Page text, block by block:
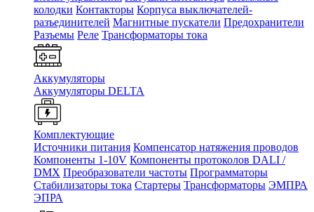
колодки Контакторы Корпуса выключателей-
разъединителей Магнитные пускатели Предохранители
Разъемы Реле Трансформаторы тока
Аккумуляторы
Аккумуляторы DELTA
Комплектующие
Источники питания Компенсатор натяжения проводов
Компоненты 1-10V Компоненты протоколов DALI /
DMX Преобразователи частоты Программаторы
Стабилизаторы тока Стартеры Трансформаторы ЭМПРА
ЭПРА